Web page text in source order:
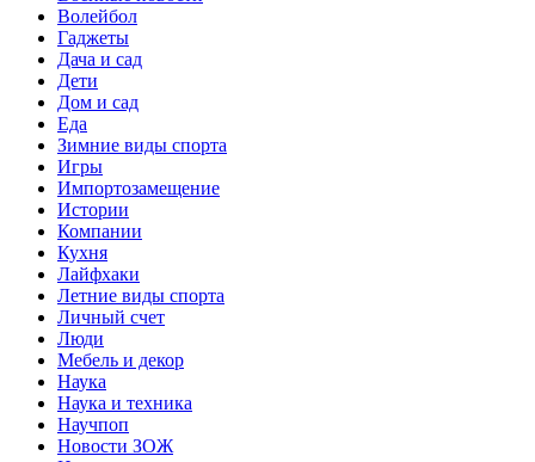
Волейбол
Гаджеты
Дача и сад
Дети
Дом и сад
Еда
Зимние виды спорта
Игры
Импортозамещение
Истории
Компании
Кухня
Лайфхаки
Летние виды спорта
Личный счет
Люди
Мебель и декор
Наука
Наука и техника
Научпоп
Новости ЗОЖ